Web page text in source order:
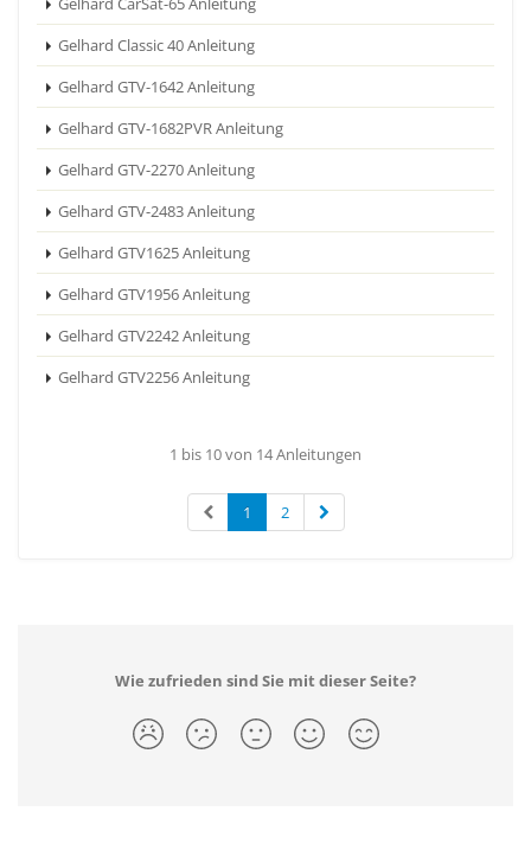
Gelhard Classic 40 Anleitung
Gelhard GTV-1642 Anleitung
Gelhard GTV-1682PVR Anleitung
Gelhard GTV-2270 Anleitung
Gelhard GTV-2483 Anleitung
Gelhard GTV1625 Anleitung
Gelhard GTV1956 Anleitung
Gelhard GTV2242 Anleitung
Gelhard GTV2256 Anleitung
1 bis 10 von 14 Anleitungen
1 2
Wie zufrieden sind Sie mit dieser Seite?